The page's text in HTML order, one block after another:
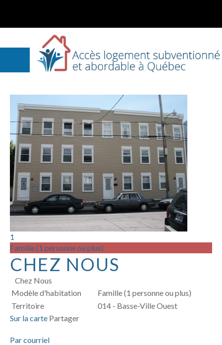
1
Famille (1 personne ou plus)
CHEZ NOUS
Chez Nous
Modèle d'habitation
Famille (1 personne ou plus)
Territoire
014 - Basse-Ville Ouest
Sur la carte Partager
Par courriel